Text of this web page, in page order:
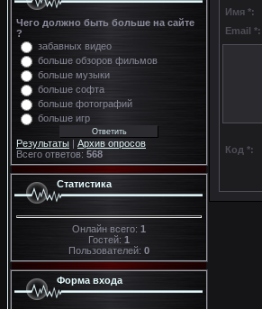
Чего должно быть больше на сайте
?
забавных видео
больше обзоров фильмов
больше музыки
больше софта
больше фотографий
больше игр
Результаты | Архив опросов
Всего ответов: 568
Статистика
Онлайн всего: 1
Гостей: 1
Пользователей: 0
Форма входа
Имя *:
Email *:
Код *: